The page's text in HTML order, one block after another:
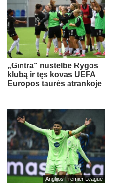
„Gintra“ nustelbė Rygos
klubą ir tęs kovas UEFA
Europos taurės atrankoje
Anglijos Premier League